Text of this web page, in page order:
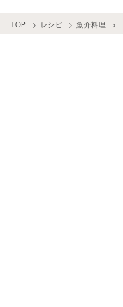
TOP レシピ 魚介料理